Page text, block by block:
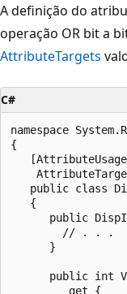
A definição do
operação OR bit a
AttributeTargets
C#
namespace
{
public class
   {
public
        // . . .
      }
public int
         get {